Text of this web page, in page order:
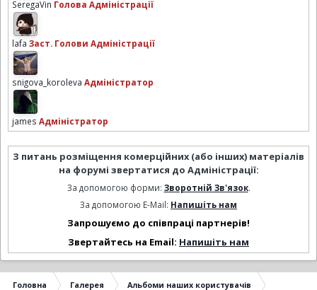
SeregaVin Голова Адміністрації
lafa Заст. Голови Адміністрації
snigova_koroleva Адміністратор
james Адміністратор
З питань розміщення комерційних (або інших) матеріалів
на форумі звертатися до Адміністрації:
За допомогою форми: Зворотній Зв'язок.
За допомогою E-Mail: Напишіть нам
Запрошуємо до співпраці партнерів!
Звертайтесь на Email: Напишіть нам
Головна Галерея Альбоми наших користувачів